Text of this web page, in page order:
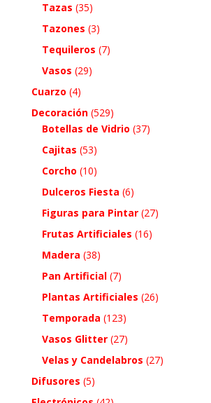
Tazas (35)
Tazones (3)
Tequileros (7)
Vasos (29)
Cuarzo (4)
Decoración (529)
Botellas de Vidrio (37)
Cajitas (53)
Corcho (10)
Dulceros Fiesta (6)
Figuras para Pintar (27)
Frutas Artificiales (16)
Madera (38)
Pan Artificial (7)
Plantas Artificiales (26)
Temporada (123)
Vasos Glitter (27)
Velas y Candelabros (27)
Difusores (5)